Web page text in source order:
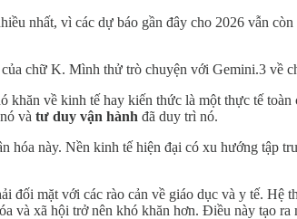
nhất, vì các dự báo gần đây cho 2026 vẫn
chữ K. Mình thử trò chuyện với Gemini.3 về
khăn về kinh tế hay kiến thức là một thực tế
và tư duy vận hành đã duy trì nó.
hóa này. Nền kinh tế hiện đại có xu hướng tập
đối mặt với các rào cản về giáo dục và y tế. Hệ
và xã hội trở nên khó khăn hơn. Điều này tạo